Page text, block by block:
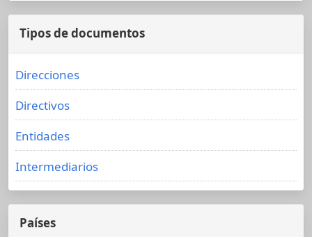
Tipos de documentos
Direcciones
Directivos
Entidades
Intermediarios
Países